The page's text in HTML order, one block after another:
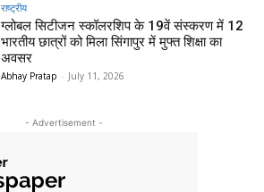
राष्ट्रीय
ग्लोबल सिटीजन स्कॉलरशिप के 19वें संस्करण में 12
भारतीय छात्रों को मिला सिंगापुर में मुफ्त शिक्षा का
अवसर
Abhay Pratap - July 11, 2026
- Advertisement -